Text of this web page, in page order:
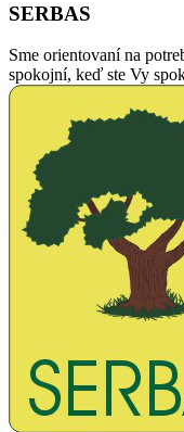
SERBAS
Sme orientovaní na
spokojní, keď ste Vy